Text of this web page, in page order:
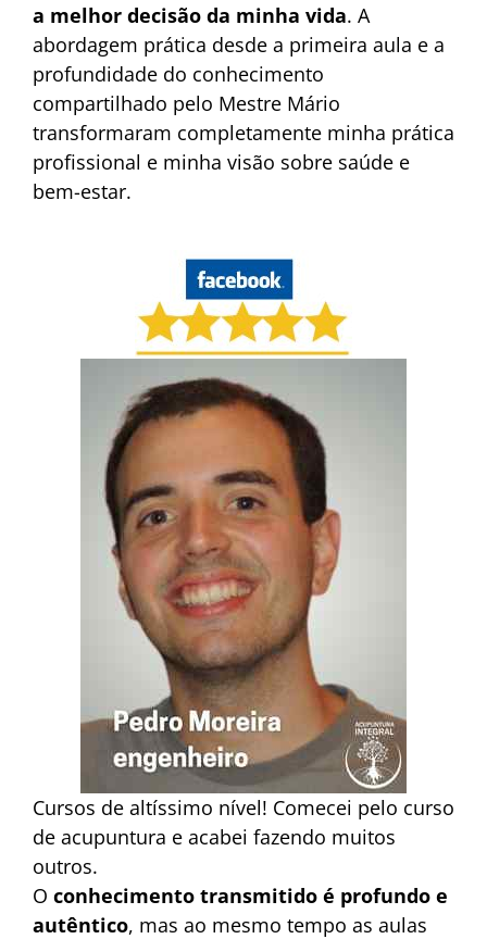
a melhor decisão da minha vida. A
abordagem prática desde a primeira aula e a
profundidade do conhecimento
compartilhado pelo Mestre Mário
transformaram completamente minha prática
profissional e minha visão sobre saúde e
bem-estar.
Cursos de altíssimo nível! Comecei pelo curso
de acupuntura e acabei fazendo muitos
outros.
O conhecimento transmitido é profundo e
autêntico, mas ao mesmo tempo as aulas